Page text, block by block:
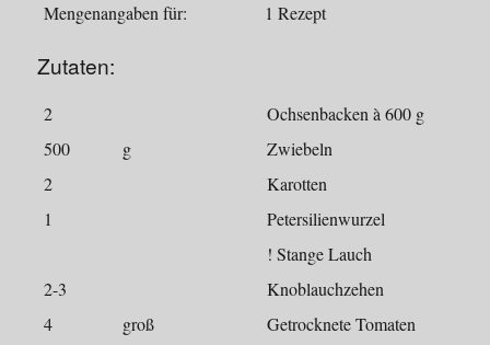
Mengenangaben für:
1 Rezept
Zutaten:
2
Ochsenbacken à 600 g
500
g
Zwiebeln
2
Karotten
1
Petersilienwurzel
! Stange Lauch
2-3
Knoblauchzehen
4
groß
Getrocknete Tomaten